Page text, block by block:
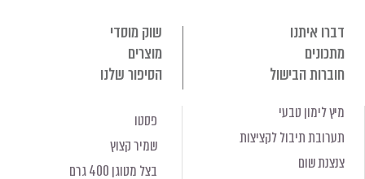
דברו איתנו
שוק מוסדי
מתכונים
מוצרים
חוברות הבישול
הסיפור שלנו
מיץ לימון טבעי
תערובת תיבול לקציצות
צנצנת שום
פסטו
שמיר קצוץ
בצל מטוגן 400 גרם